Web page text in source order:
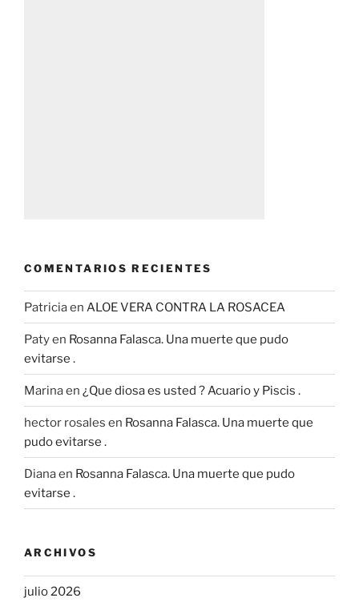
COMENTARIOS RECIENTES
Patriciaen ALOE VERA CONTRA LA ROSACEA
Patyen Rosanna Falasca. Una muerte que pudo
evitarse .
Marinaen ¿Que diosa es usted ? Acuario y Piscis .
hector rosales en Rosanna Falasca. Una muerte que
pudo evitarse .
Dianaen Rosanna Falasca. Una muerte que pudo
evitarse .
ARCHIVOS
julio 2026